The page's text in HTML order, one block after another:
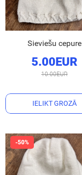
Sieviešu cepure
5.00EUR
10.00EUR
IELIKT GROZĀ